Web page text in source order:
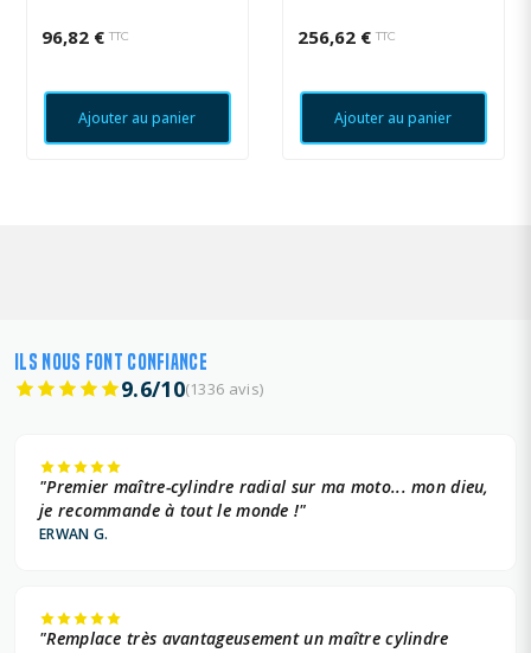
96,82 € TTC
Ajouter au panier
256,62 € TTC
Ajouter au panier
ILS NOUS FONT CONFIANCE
9.6/10(1336 avis)
"Premier maître-cylindre radial sur ma moto... mon dieu,
je recommande à tout le monde !"
ERWAN G.
"Remplace très avantageusement un maître cylindre